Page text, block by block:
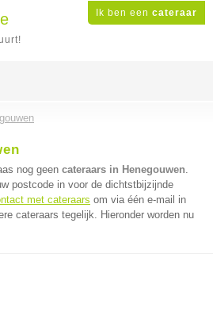
Ik ben een cateraar
nog geen cateraars in Henegouwen.
postcode in voor de dichtstbijzijnde
met cateraars om via één e-mail in
cateraars tegelijk. Hieronder worden nu